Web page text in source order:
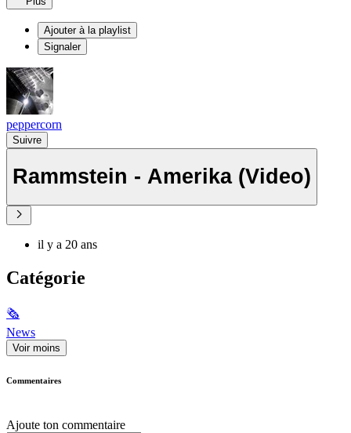
Ajouter à la playlist
Signaler
peppercorn
Suivre
Rammstein - Amerika (Video)
il y a 20 ans
Catégorie
🗞
News
Voir moins
Commentaires
Ajoute ton commentaire